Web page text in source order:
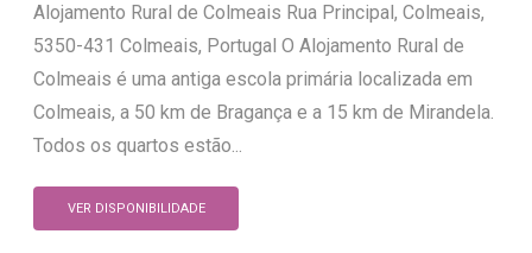
Alojamento Rural de Colmeais Rua Principal, Colmeais,
5350-431 Colmeais, Portugal O Alojamento Rural de
Colmeais é uma antiga escola primária localizada em
Colmeais, a 50 km de Bragança e a 15 km de Mirandela.
Todos os quartos estão...
VER DISPONIBILIDADE